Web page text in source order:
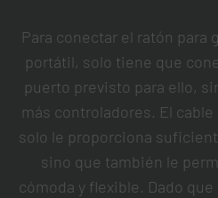
Para conectar el ratón para
portátil, solo tiene que
puerto previsto para ello,
más controladores. El
solo le proporciona
sino que también le
cómoda y flexible. Dado que